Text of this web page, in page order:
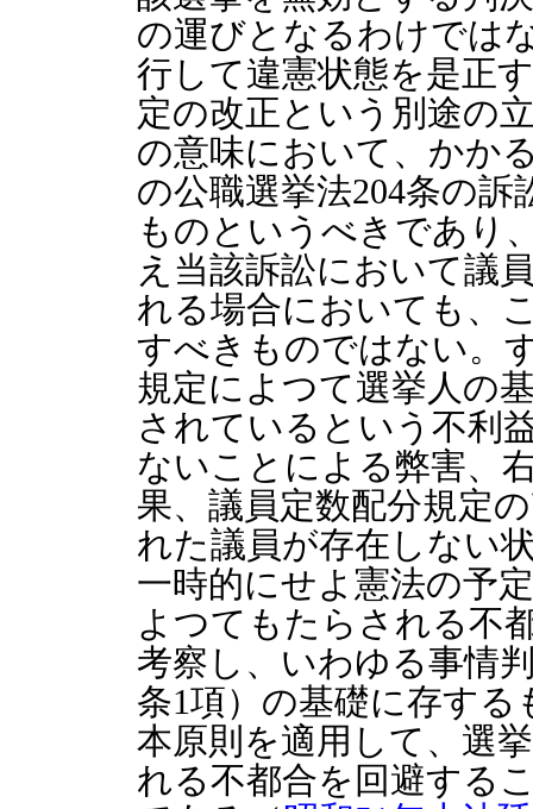
の運びとなるわけでは
行して違憲状態を是正
定の改正という別途の
の意味において、かか
の公職選挙法204条の
ものというべきであり
え当該訴訟において議
れる場合においても、
すべきものではない。
規定によつて選挙人の
されているという不利
ないことによる弊害、
果、議員定数配分規定
れた議員が存在しない
一時的にせよ憲法の予
よつてもたらされる不
考察し、いわゆる事情
条1項）の基礎に存す
本原則を適用して、選
れる不都合を回避する